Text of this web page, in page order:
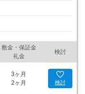
敷金・保証金
礼金
検討
3ヶ月
2ヶ月
検討